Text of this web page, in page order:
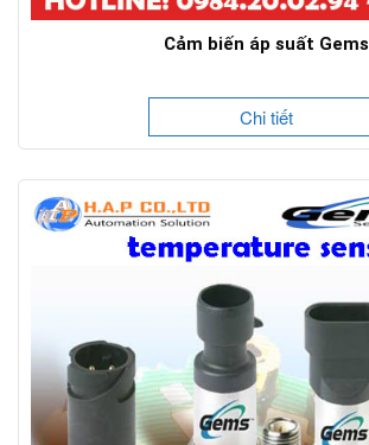
Cảm biến áp suất Gems
Chi tiết